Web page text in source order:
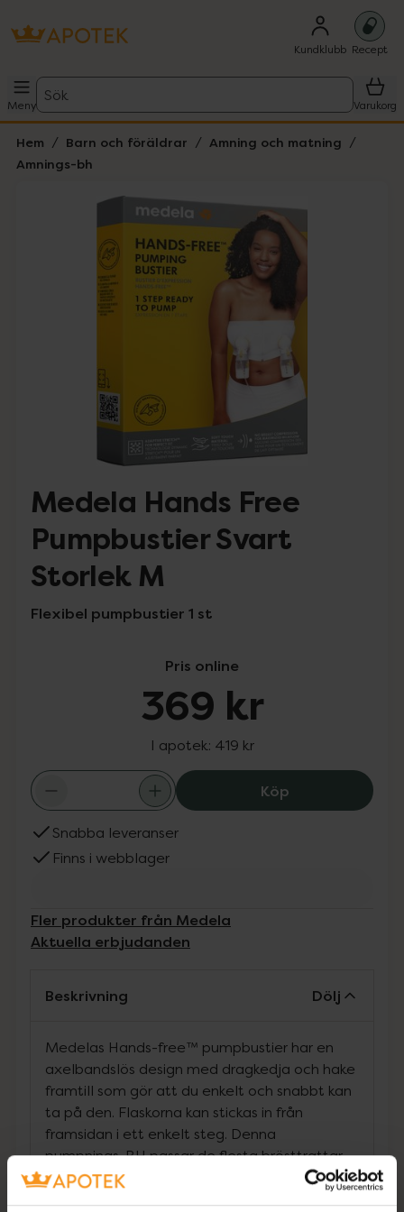
Kundklubb Recept
Meny
Sök
Varukorg
Hem Barn och föräldrar
Amning och matning
Amnings-bh
Lista: . Innehåller 1 objekt.
Hoppa över Lista
Medela Hands Free
Pumpbustier Svart
Storlek M
Flexibel pumpbustier 1 st
Pris online
369 kr
I apotek: 419 kr
KöpMedela Hands
Snabba leveranser
Finns i webblager
Fler produkter från Medela
Aktuella erbjudanden
Beskrivning Dölj
Medelas Hands-free™ pumpbustier har en
axelbandslös design med dragkedja och hake
framtill som gör att du enkelt och snabbt kan
ta på den. Flaskorna kan stickas in från
framsidan i ett enkelt steg. Denna
pumpnings-BH passar de flesta brösttrattar
och täcker bröstvårtan helt, så att